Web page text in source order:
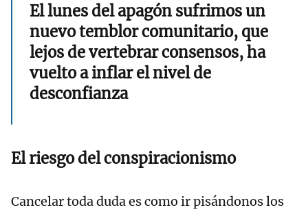
El lunes del apagón sufrimos un
nuevo temblor comunitario, que
lejos de vertebrar consensos, ha
vuelto a inflar el nivel de
desconfianza
El riesgo del conspiracionismo
Cancelar toda duda es como ir pisándonos los